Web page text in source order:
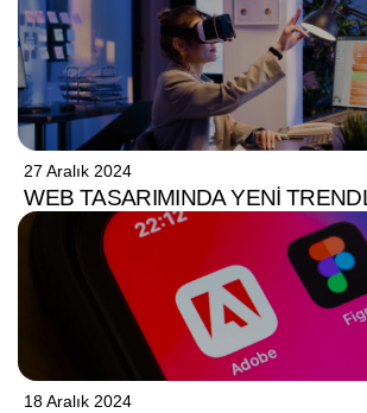
27 Aralık 2024
WEB TASARIMINDA YENI
18 Aralık 2024